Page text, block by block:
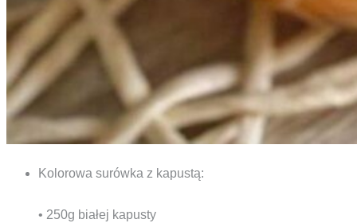
Kolorowa surówka z kapustą:
• 250g białej kapusty